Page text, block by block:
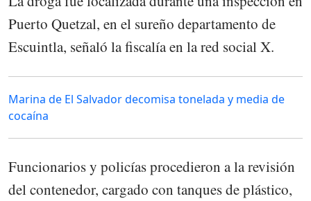
Puerto Quetzal, en el sureño departamento de
Escuintla, señaló la fiscalía en la red social X.
Marina de El Salvador decomisa tonelada y media de
cocaína
Funcionarios y policías procedieron a la revisión
del contenedor, cargado con tanques de plástico,